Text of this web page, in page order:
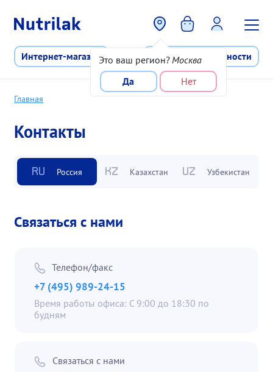
Это ваш регион? Москва
Да
Нет
Интернет-магазин Программа лояльности
Главная
Контакты
RU Россия KZ Казахстан UZ Узбекистан
Связаться с нами
Телефон/факс
+7 (495) 989-24-15
Время работы офиса: С 9:00 до 18:30 по
будням
Связаться с нами